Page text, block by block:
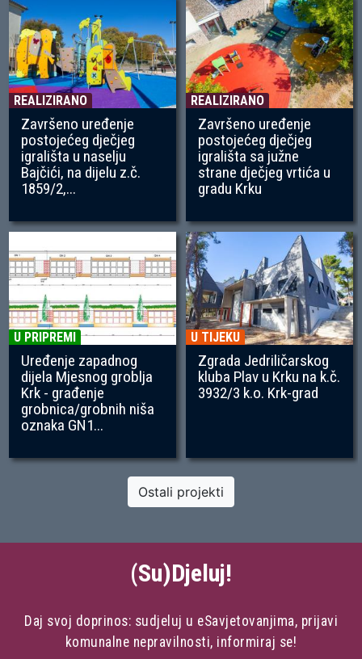
REALIZIRANO
Završeno uređenje
postojećeg dječjeg
igrališta u naselju
Bajčići, na dijelu z.č.
1859/2,...
REALIZIRANO
Završeno uređenje
postojećeg dječjeg
igrališta sa južne
strane dječjeg vrtića u
gradu Krku
U PRIPREMI
Uređenje zapadnog
dijela Mjesnog groblja
Krk - građenje
grobnica/grobnih niša
oznaka GN1...
U TIJEKU
Zgrada Jedriličarskog
kluba Plav u Krku na k.č.
3932/3 k.o. Krk-grad
Ostali projekti
(Su)Djeluj!
Daj svoj doprinos: sudjeluj u eSavjetovanjima, prijavi
komunalne nepravilnosti, informiraj se!